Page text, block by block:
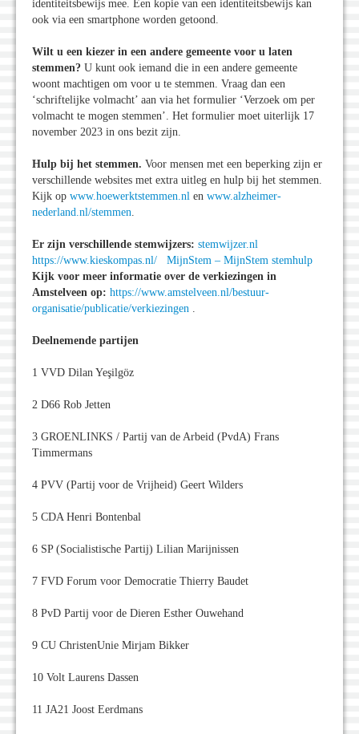
identiteitsbewijs mee. Een kopie van een identiteitsbewijs kan
ook via een smartphone worden getoond.
Wilt u een kiezer in een andere gemeente voor u laten
stemmen? U kunt ook iemand die in een andere gemeente
woont machtigen om voor u te stemmen. Vraag dan een
‘schriftelijke volmacht’ aan via het formulier ‘Verzoek om per
volmacht te mogen stemmen’. Het formulier moet uiterlijk 17
november 2023 in ons bezit zijn.
Hulp bij het stemmen. Voor mensen met een beperking zijn er
verschillende websites met extra uitleg en hulp bij het stemmen.
Kijk op www.hoewerktstemmen.nl en www.alzheimer-
nederland.nl/stemmen.
Er zijn verschillende stemwijzers: stemwijzer.nl
https://www.kieskompas.nl/
MijnStem – MijnStem stemhulp
Kijk voor meer informatie over de verkiezingen in
Amstelveen op: https://www.amstelveen.nl/bestuur-
organisatie/publicatie/verkiezingen .
Deelnemende partijen
1 VVD Dilan Yeşilgöz
2 D66 Rob Jetten
3 GROENLINKS / Partij van de Arbeid (PvdA) Frans
Timmermans
4 PVV (Partij voor de Vrijheid) Geert Wilders
5 CDA Henri Bontenbal
6 SP (Socialistische Partij) Lilian Marijnissen
7 FVD Forum voor Democratie Thierry Baudet
8 PvD Partij voor de Dieren Esther Ouwehand
9 CU ChristenUnie Mirjam Bikker
10 Volt Laurens Dassen
11 JA21 Joost Eerdmans